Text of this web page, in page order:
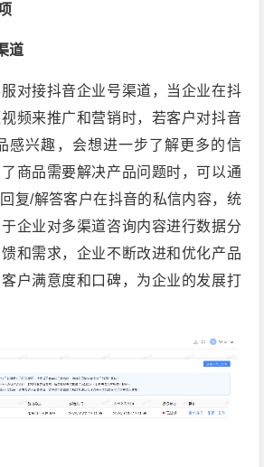
道
对接抖音企业号渠道，当企业在抖
频来推广和营销时，若客户对抖音
感兴趣，会想进一步了解更多的信
商品需要解决产品问题时，可以通
复/解答客户在抖音的私信内容，统
企业对多渠道咨询内容进行数据分
和需求，企业不断改进和优化产品
户满意度和口碑，为企业的发展打